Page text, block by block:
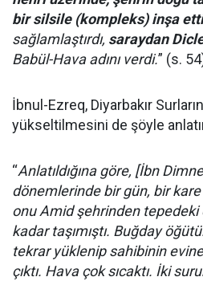
bir silsile (kompleks) inşa etti
sağlamlaştırdı, saraydan
Babül-Hava adını verdi.” (s.
İbnul-Ezreq, Diyarbakır
yükseltilmesini de şöyle
“Anlatıldığına göre, [İbn
dönemlerinde bir gün, bir
onu Amid şehrinden tepedeki
kadar taşımıştı. Buğday
tekrar yüklenip sahibinin
çıktı. Hava çok sıcaktı. İki